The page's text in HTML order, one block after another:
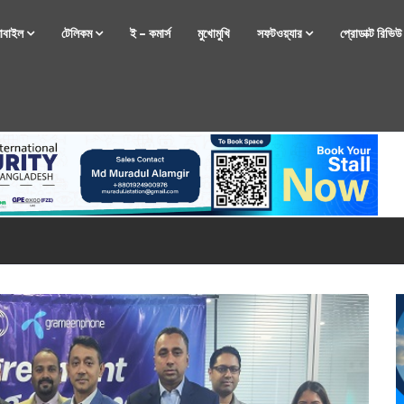
টেলিকম ই – কমার্স মুখোমুখি সফটওয়্যার প্রোডাক্ট রিভিউ